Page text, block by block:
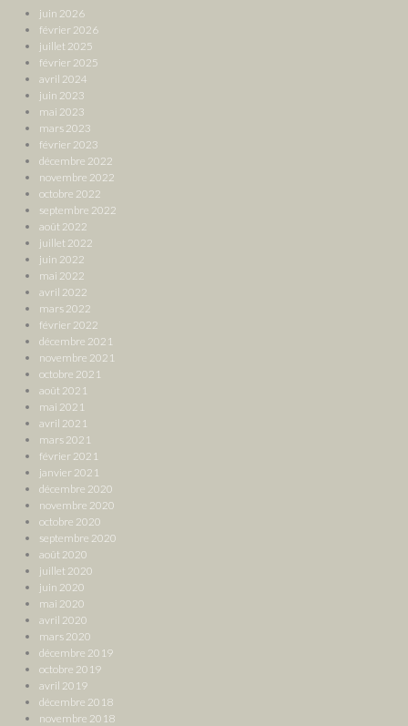
juin 2026
février 2026
juillet 2025
février 2025
avril 2024
juin 2023
mai 2023
mars 2023
février 2023
décembre 2022
novembre 2022
octobre 2022
septembre 2022
août 2022
juillet 2022
juin 2022
mai 2022
avril 2022
mars 2022
février 2022
décembre 2021
novembre 2021
octobre 2021
août 2021
mai 2021
avril 2021
mars 2021
février 2021
janvier 2021
décembre 2020
novembre 2020
octobre 2020
septembre 2020
août 2020
juillet 2020
juin 2020
mai 2020
avril 2020
mars 2020
décembre 2019
octobre 2019
avril 2019
décembre 2018
novembre 2018